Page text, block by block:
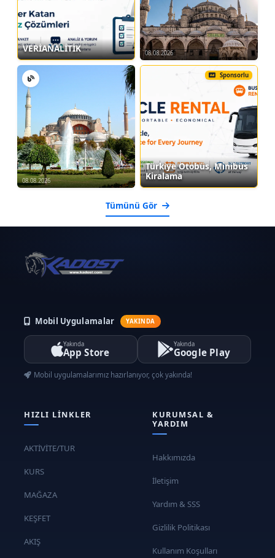
VERİANALİTİK 08.08.2026
08.08.2026
Sponsorlu
Türkiye Otobüs, Minibüs
Kiralama
Tümünü Gör
Mobil Uygulamalar YAKINDA
Yakında
App Store
Yakında
Google Play
Mobil uygulamalarımız hazırlanıyor, çok yakında!
HIZLI LINKLER
AKTİVİTE/TUR
KURS
MAĞAZA
KEŞFET
AKIŞ
KURUMSAL &
YARDIM
Hakkımızda
İletişim
Yardım & SSS
Gizlilik Politikası
Kullanım Koşulları